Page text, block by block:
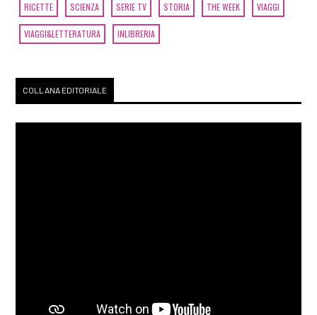
RICETTE SCIENZA SERIE TV STORIA THE WEEK VIAGGI
VIAGGI&LETTERATURA INLIBRERIA
COLLANA EDITORIALE